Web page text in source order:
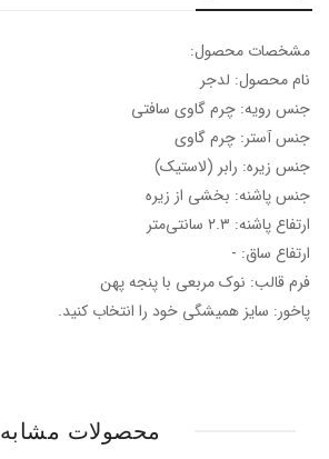
مشخصات محصول:
نام محصول: لدجر
جنس رویه: چرم گاوی سافتی
جنس آستر: چرم گاوی
جنس زیره: رابر (لاستیک)
جنس پاشنه: بخشی از زیره
ارتفاع پاشنه: ۲.۳ سانتی‌متر
ارتفاع ساق: -
فرم قالب: نوک مربعی با پنجه پهن
پاخور: سایز همیشگی خود را انتخاب کنید.
محصولات مشابه